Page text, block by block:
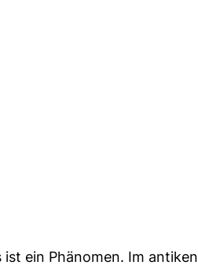
ein Phänomen. Im antiken